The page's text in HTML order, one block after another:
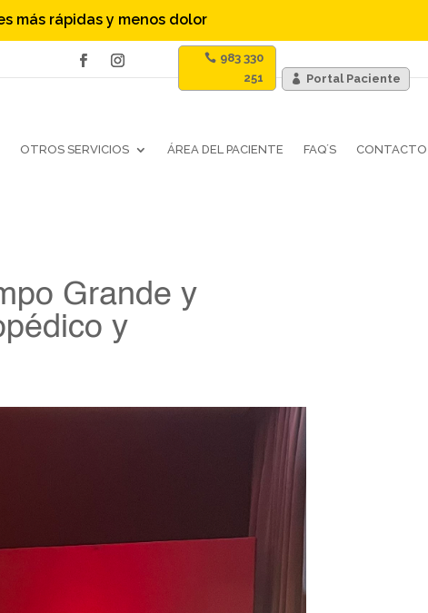
más rápidas y menos dolor
983 330
251
Portal Paciente
OTROS SERVICIOS ÁREA DEL PACIENTE FAQ´S CONTACTO
Grande y
y